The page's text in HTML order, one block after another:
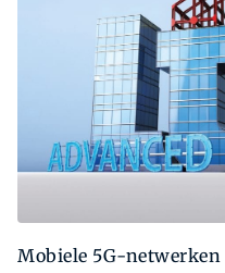
Mobiele 5G-